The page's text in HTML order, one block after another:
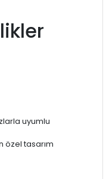
uyumlu
özel tasarım